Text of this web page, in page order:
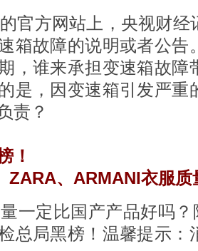
官方网站上，央视财经
箱故障的说明或者公告
，谁来承担变速箱故障
是，因变速箱引发严重
责？
！
ZARA、ARMANI衣服质
一定比国产产品好吗
总局黑榜！温馨提示：